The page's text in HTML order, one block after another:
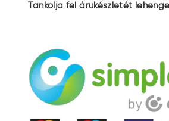
Tankolja fel árukészletét